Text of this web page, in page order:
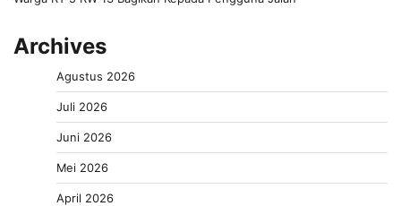
Archives
Agustus 2026
Juli 2026
Juni 2026
Mei 2026
April 2026